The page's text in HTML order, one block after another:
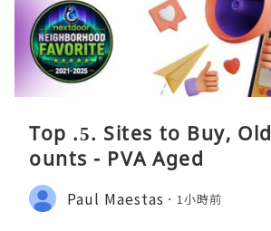
Top .5. Sites to Buy,
ounts - PVA Aged
Paul Maestas 1小時前